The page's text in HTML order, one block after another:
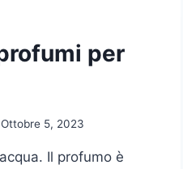
per
Ottobre 5, 2023
Il profumo è